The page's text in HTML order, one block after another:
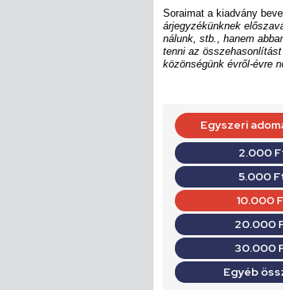
Soraimat a kiadvány
árjegyzékünknek
nálunk, stb., hanem
tenni az
közönségünk évről-évre